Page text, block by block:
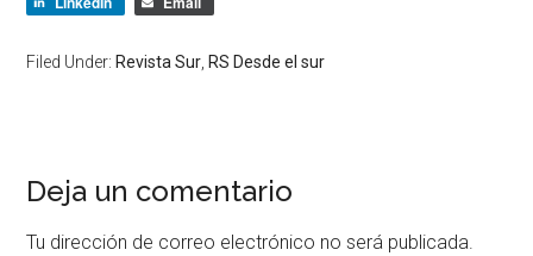
Filed Under: Revista Sur, RS Desde el sur
Deja un comentario
Tu dirección de correo electrónico no será publicada.